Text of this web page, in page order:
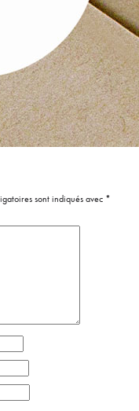
sont indiqués avec *